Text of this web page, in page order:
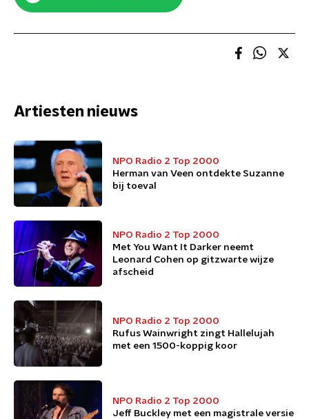
Artiesten nieuws
NPO Radio 2 Top 2000
Herman van Veen ontdekte Suzanne
bij toeval
NPO Radio 2 Top 2000
Met You Want It Darker neemt
Leonard Cohen op gitzwarte wijze
afscheid
NPO Radio 2 Top 2000
Rufus Wainwright zingt Hallelujah
met een 1500-koppig koor
NPO Radio 2 Top 2000
Jeff Buckley met een magistrale versie